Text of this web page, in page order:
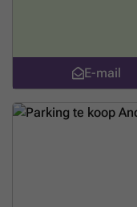
Voor bijkomende
E-mail